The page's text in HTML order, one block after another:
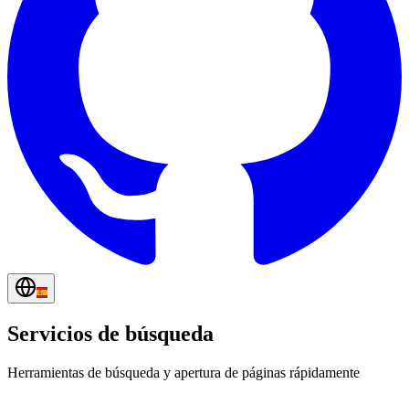
Servicios de búsqueda
Herramientas de búsqueda y apertura de páginas rápidamente